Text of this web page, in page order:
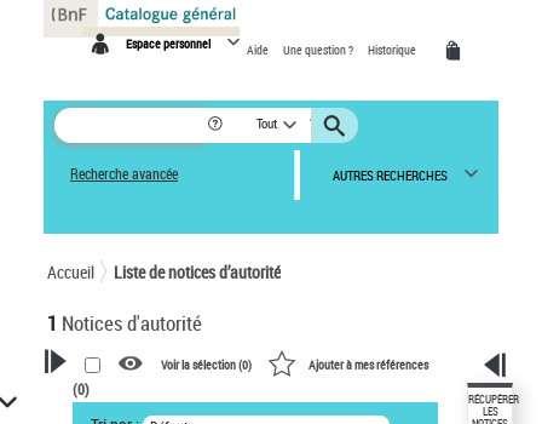
Espace personnel Aide Une question ? Historique
Tout
Recherche avancée AUTRES RECHERCHES
Accueil Liste de notices d’autorité
1 Notices d'autorité
VOTRE RECHERCHE
Voir la sélection (0) Ajouter à mes références
(0)
RÉCUPÉRER
LES
Panneau de gestion des cookies